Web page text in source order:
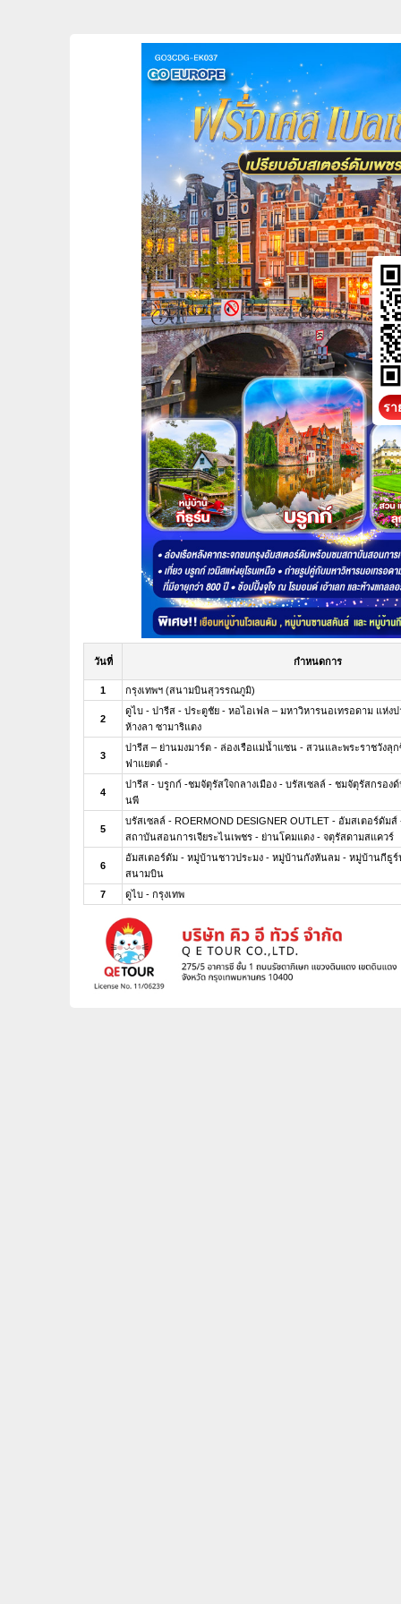
รา
วันที่ กำหนดการ
1 กรุงเทพฯ (สนามบินสุวรรณภูมิ)
2
ดูไบ - ปารีส - ประตูชัย - หอไอเฟล – มหาวิหารนอเทรอดาม แห่
ห้างลา ซามาริแตง
3
ปารีส – ย่านมงมาร์ต - ล่องเรือแม่น้ำแซน - สวนและพระราชวังลุ
ฟาแยตต์ -
4
ปารีส - บรูกก์ -ชมจัตุรัสใจกลางเมือง - บรัสเซลล์ - ชมจัตุรัสกรอง
นพี
5
บรัสเซลล์ - ROERMOND DESIGNER OUTLET - อัมสเตอร์ดัมส์
สถาบันสอนการเจียระไนเพชร - ย่านโคมแดง - จตุรัสดามสแควร์
6
อัมสเตอร์ดัม - หมู่บ้านชาวประมง - หมู่บ้านกังหันลม - หมู่บ้านกีธู
สนามบิน
7
ดูไบ - กรุงเทพ